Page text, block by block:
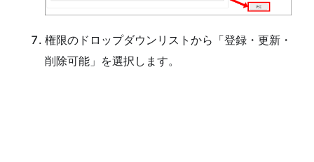
権限のドロップダウンリストから「登録・更新・
削除可能」を選択します。